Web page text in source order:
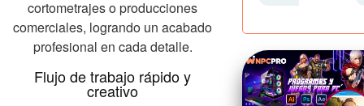
cortometrajes o producciones
comerciales, logrando un acabado
profesional en cada detalle.
Flujo de trabajo rápido y
creativo